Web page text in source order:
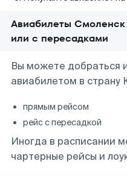
Авиабилеты
или с пересадками
Вы можете добраться
авиабилетом в страну
прямым рейсом
рейс с пересадкой
Иногда в расписании
чартерные рейсы и